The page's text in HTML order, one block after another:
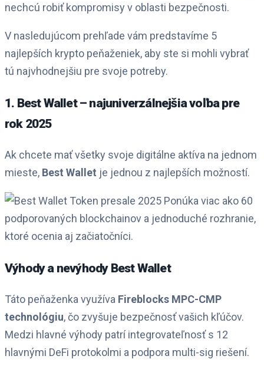
nechcú robiť kompromisy v oblasti bezpečnosti.
V nasledujúcom prehľade vám predstavíme 5
najlepších krypto peňaženiek, aby ste si mohli vybrať
tú najvhodnejšiu pre svoje potreby.
1. Best Wallet – najuniverzálnejšia voľba pre
rok 2025
Ak chcete mať všetky svoje digitálne aktíva na jednom
mieste, Best Wallet je jednou z najlepších možností.
Ponúka viac ako 60
podporovaných blockchainov a jednoduché rozhranie,
ktoré ocenia aj začiatočníci.
Výhody a nevýhody Best Wallet
Táto peňaženka využíva Fireblocks MPC-CMP
technológiu, čo zvyšuje bezpečnosť vašich kľúčov.
Medzi hlavné výhody patrí integrovateľnosť s 12
hlavnými DeFi protokolmi a podpora multi-sig riešení.